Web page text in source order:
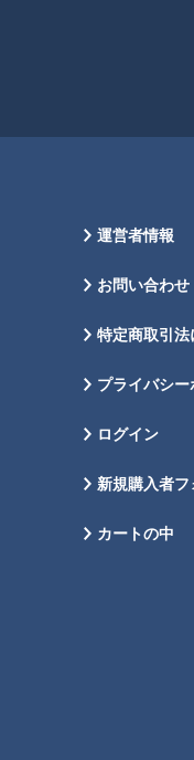
運営者情報
お問い合わせ
特定商取引法
プライバシー
ログイン
新規購入者フ
カートの中